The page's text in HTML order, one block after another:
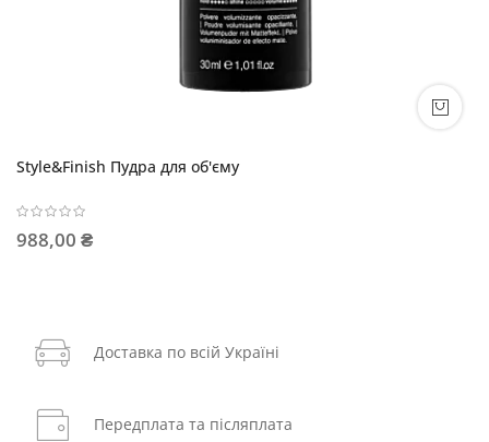
Style&Finish Пудра для об'єму
988,00 ₴
Доставка по всій Україні
Передплата та післяплата